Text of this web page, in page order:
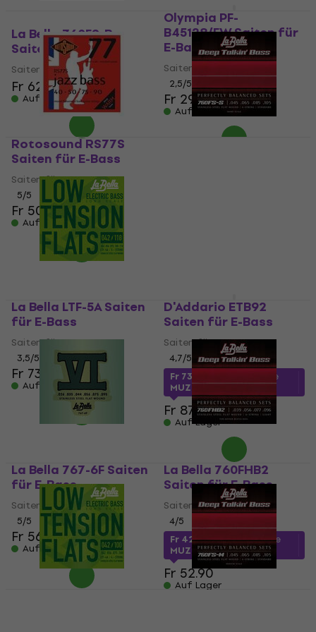
La Bella 760FS-B
Saiten für E-Bass
Saiten für E-Bass
Fr 62.50
Auf Lager
Olympia PF-
B45128/FW Saiten für
E-Bass
Saiten für E-Bass
2,5/5
Fr 29.90
Auf Lager
Rotosound RS77S
Saiten für E-Bass
Saiten für E-Bass
5/5
Fr 50
Auf Lager
La Bella LTF-5A Saiten
für E-Bass
Saiten für E-Bass
3,5/5
Fr 73.20
Auf Lager
D'Addario ETB92
Saiten für E-Bass
Saiten für E-Bass
4,7/5
Fr 73.60
mit dem Code
MUZMUZ-15
Fr 87.90
Auf Lager
La Bella 767-6F Saiten
für E-Bass
Saiten für E-Bass
5/5
Fr 56.10
Auf Lager
La Bella 760FHB2
Saiten für E-Bass
Saiten für E-Bass
4/5
Fr 42.03mit dem Code
MUZMUZ-20
Fr 52.90
Auf Lager
La Bella 760FS-M